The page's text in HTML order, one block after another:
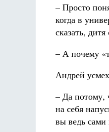
– Просто
когда в
сказать,
– А почему
Андрей
– Да потому,
на себя
вы ведь сами